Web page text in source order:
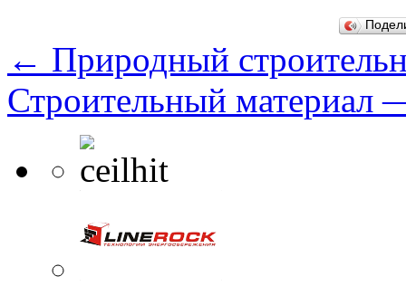
← Природный
Строительный материал